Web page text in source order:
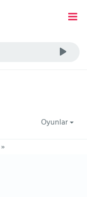
Oyunlar
»